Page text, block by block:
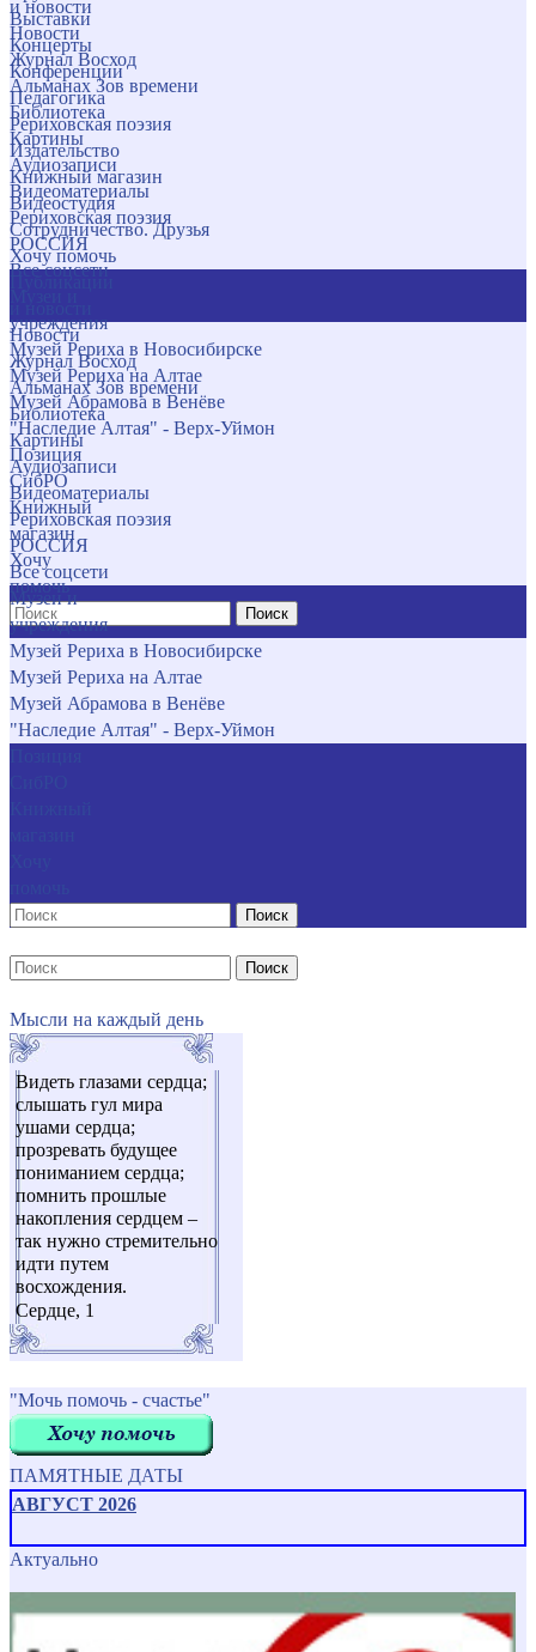
и новости
Новости
Журнал Восход
Альманах Зов времени
Библиотека
Картины
Аудиозаписи
Видеоматериалы
Рериховская поэзия
РОССИЯ
Все соцсети
учреждения
Музей Рериха в Новосибирске
Музей Рериха на Алтае
Музей Абрамова в Венёве
"Наследие Алтая" - Верх-Уймон
Позиция
СибРО
Книжный
магазин
Хочу
помочь
Поиск
Выставки
Концерты
Конференции
Педагогика
Рериховская поэзия
Издательство
Книжный магазин
Видеостудия
Сотрудничество. Друзья
Хочу помочь
Новости
Журнал Восход
Альманах Зов времени
Библиотека
Картины
Аудиозаписи
Видеоматериалы
Рериховская поэзия
РОССИЯ
Все соцсети
Музеи и
учреждения
Музей Рериха в Новосибирске
Музей Рериха на Алтае
Музей Абрамова в Венёве
"Наследие Алтая" - Верх-Уймон
Поиск
Поиск
Мысли на каждый день
Видеть глазами сердца;
слышать гул мира
ушами сердца;
прозревать будущее
пониманием сердца;
помнить прошлые
накопления сердцем –
так нужно стремительно
идти путем
восхождения.
Сердце, 1
"Мочь помочь - счастье"
ПАМЯТНЫЕ ДАТЫ
АВГУСТ 2026
Актуально